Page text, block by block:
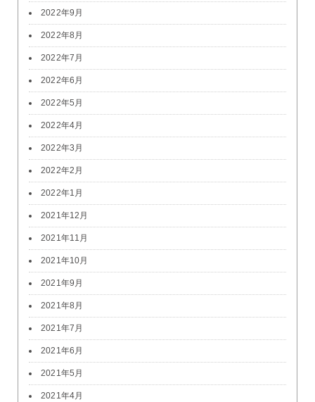
2022年9月
2022年8月
2022年7月
2022年6月
2022年5月
2022年4月
2022年3月
2022年2月
2022年1月
2021年12月
2021年11月
2021年10月
2021年9月
2021年8月
2021年7月
2021年6月
2021年5月
2021年4月